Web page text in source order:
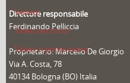
Veneto
Video (archivio)
Video in primo piano
Direttore responsabile
Ferdinando Pelliccia
Proprietario: Marcello De Giorgio
Via A. Costa, 78
40134 Bologna (BO) Italia